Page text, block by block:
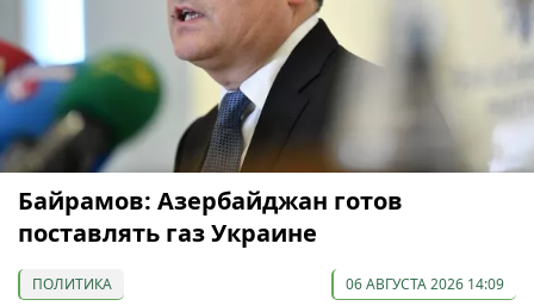
Байрамов: Азербайджан готов
поставлять газ Украине
ПОЛИТИКА 06 АВГУСТА 2026 14:09